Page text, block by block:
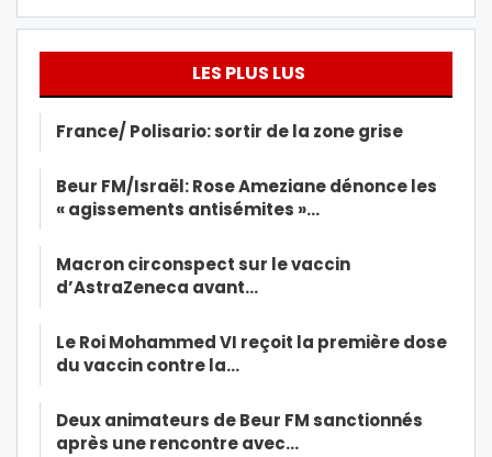
LES PLUS LUS
France/ Polisario: sortir de la zone grise
Beur FM/Israël: Rose Ameziane dénonce les
« agissements antisémites »…
Macron circonspect sur le vaccin
d’AstraZeneca avant…
Le Roi Mohammed VI reçoit la première dose
du vaccin contre la…
Deux animateurs de Beur FM sanctionnés
après une rencontre avec…